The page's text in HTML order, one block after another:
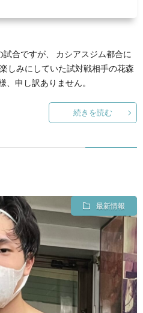
合ですが、 カシアスジム都合に
しみにしていた試対戦相手の花森
、申し訳ありません。
続きを読む
最新情報